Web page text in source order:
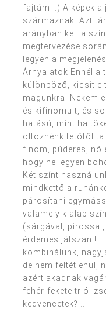
fajtám. :) A képek
származnak. Azt
arányban kell a
megtervezése
legyen a
Árnyalatok Ennél a
különböző, kicsit
magunkra. Nekem
és kifinomult, és
hatású, mint ha
öltöznénk tetőtől
finom, púderes,
hogy ne legyen
Két színt
mindkettő a
párosítani
valamelyik alap
(sárgával,
érdemes játszani!
kombinálunk,
de nem feltétlenül,
azért akadnak
fehér-fekete trió
kedvencetek? ...